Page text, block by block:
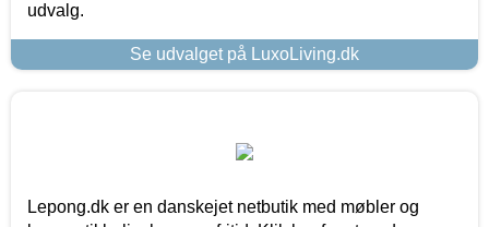
udvalg.
Se udvalget på LuxoLiving.dk
Lepong.dk er en danskejet netbutik med møbler og